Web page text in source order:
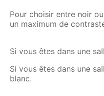
Pour choisir entre noir
un maximum de
Si vous êtes dans une
Si vous êtes dans une
blanc.